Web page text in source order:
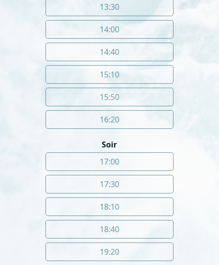
13:30
14:00
14:40
15:10
15:50
16:20
Soir
17:00
17:30
18:10
18:40
19:20